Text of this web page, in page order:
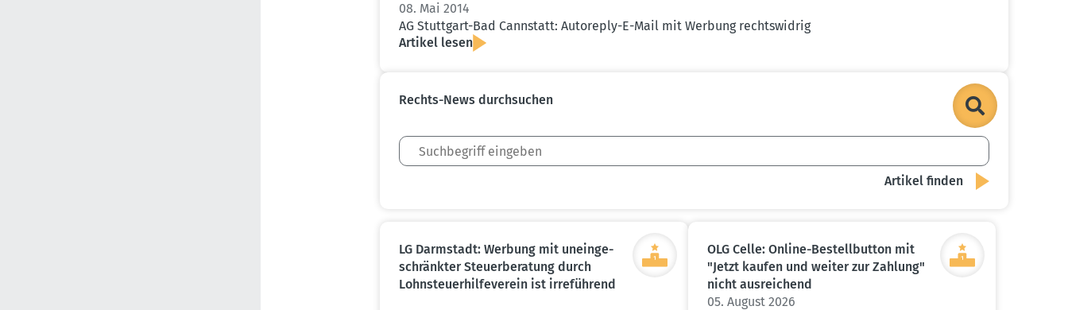
08. Mai 2014
AG Stuttgart-Bad Cannstatt: Autoreply-E-Mail mit Werbung rechts­widrig
Artikel lesen
Rechts-News durch­suchen
LG Darmstadt: Werbung mit unein­ge­
schränkter Steuer­be­ratung durch
Lohnsteu­er­hil­fe­verein ist irreführend
OLG Celle: Online-Bestell­button mit
"Jetzt kaufen und weiter zur Zahlung"
nicht ausrei­chend
05. August 2026